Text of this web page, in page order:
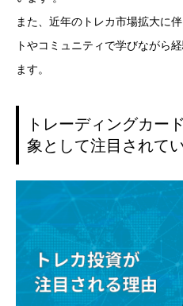
また、近年のトレカ市場拡大に
トやコミュニティで学びながら
ます。
トレーディングカー
象として注目されて